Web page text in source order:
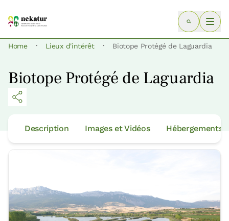
Home · Lieux d'intérêt · Biotope Protégé de Laguardia
Biotope Protégé de Laguardia
Description Images et Vidéos Hébergements